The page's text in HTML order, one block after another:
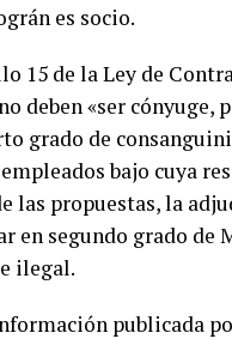
es socio.
15 de la Ley de
deben «ser
grado de
bajo cuya
las propuestas, la
en segundo grado de
ilegal.
publicada